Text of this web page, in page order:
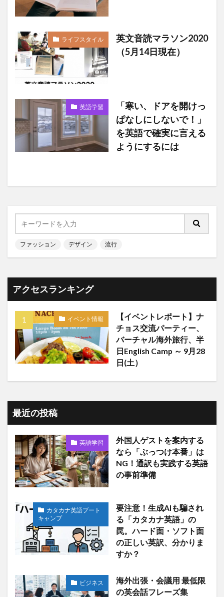
ライフスタイル
英文音読マラソン2020
（5月14日現在）
英語学習
「寒い、ドアを開けっ
ぱなしにしないで！」
を英語で確実に言える
ようにするには
ファッション デザイン 流行
アクセスランキング
イベント情報
【イベントレポート】ナ
チョス交流パーティー、
バーチャル海外旅行、半
日English Camp ～ 9月28
日(土）
最近の投稿
英語学習
外国人ゲストを案内する
なら「ぶっつけ本番」は
NG！通訳も実践する英語
の事前準備
カタカナ英語ブート
キャンプ
要注意！生成AIも騙され
る「カタカナ英語」の
罠。ハード面・ソフト面
の正しい英訳、分かりま
すか？
ビジネス
海外出張・会議用 最低限
の英会話フレーズ集